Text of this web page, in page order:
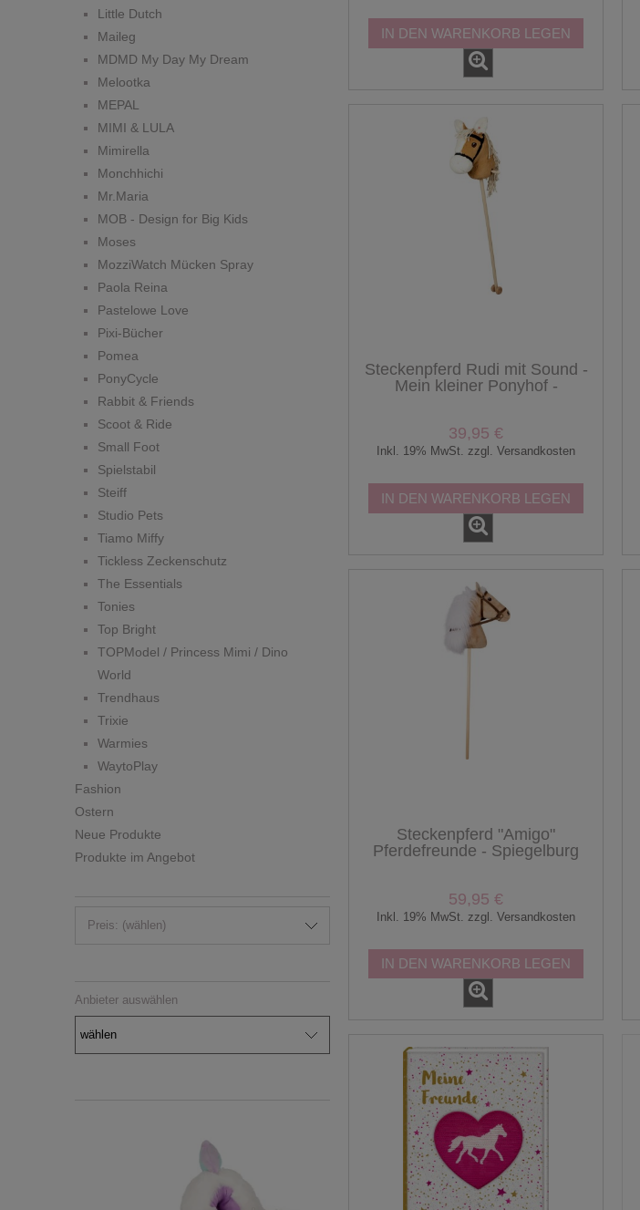
Little Dutch
Maileg
MDMD My Day My Dream
Melootka
MEPAL
MIMI & LULA
Mimirella
Monchhichi
Mr.Maria
MOB - Design for Big Kids
Moses
MozziWatch Mücken Spray
Paola Reina
Pastelowe Love
Pixi-Bücher
Pomea
PonyCycle
Rabbit & Friends
Scoot & Ride
Small Foot
Spielstabil
Steiff
Studio Pets
Tiamo Miffy
Tickless Zeckenschutz
The Essentials
Tonies
Top Bright
TOPModel / Princess Mimi / Dino
World
Trendhaus
Trixie
Warmies
WaytoPlay
Fashion
Ostern
Neue Produkte
Produkte im Angebot
Preis: (wählen)
Anbieter auswählen
IN DEN WARENKORB LEGEN
Steckenpferd Rudi mit Sound -
Mein kleiner Ponyhof -
39,95 €
Inkl. 19% MwSt. zzgl. Versandkosten
IN DEN WARENKORB LEGEN
Steckenpferd "Amigo"
Pferdefreunde - Spiegelburg
59,95 €
Inkl. 19% MwSt. zzgl. Versandkosten
IN DEN WARENKORB LEGEN